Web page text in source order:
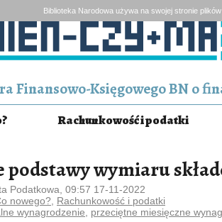
Biblioteka Narodowa używa na swojej stronie
Finansowo-Księgowego BN o
Rachunkowość i podatki
podstawy wymiaru
Podatkowa, 09:57 17-11-2022
nowego? Rachunkowość i podatki
wynagrodzenie przeciętne miesięczne